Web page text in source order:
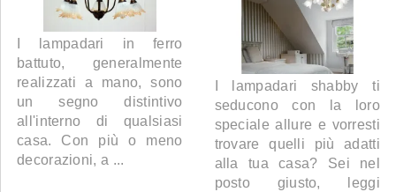
I lampadari in ferro
battuto, generalmente
realizzati a mano, sono
un segno distintivo
all'interno di qualsiasi
casa. Con più o meno
decorazioni, a ...
I lampadari shabby ti
seducono con la loro
speciale allure e vorresti
trovare quelli più adatti
alla tua casa? Sei nel
posto giusto, leggi